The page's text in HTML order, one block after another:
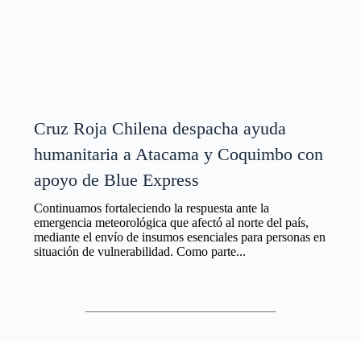
Cruz Roja Chilena despacha ayuda
humanitaria a Atacama y Coquimbo con
apoyo de Blue Express
Continuamos fortaleciendo la respuesta ante la
emergencia meteorológica que afectó al norte del país,
mediante el envío de insumos esenciales para personas en
situación de vulnerabilidad. Como parte...